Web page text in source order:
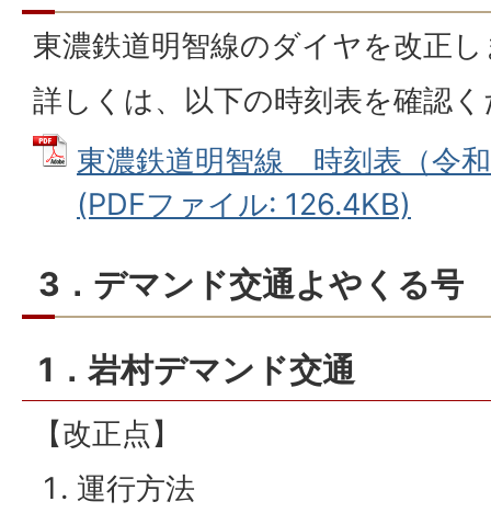
東濃鉄道明智線のダイヤを改正
詳しくは、以下の時刻表を確認
東濃鉄道明智線 時刻表（令
(PDFファイル: 126.4KB)
3．デマンド交通よやくる号
1．岩村デマンド交通
【改正点】
運行方法